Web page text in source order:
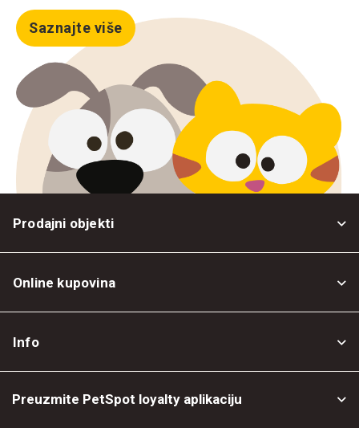
Saznajte više
Prodajni objekti
Online kupovina
Info
Preuzmite PetSpot loyalty aplikaciju